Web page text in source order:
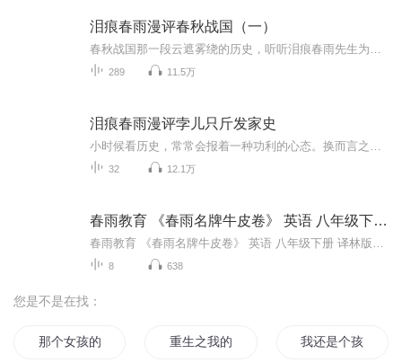
泪痕春雨漫评春秋战国（一）
289 11.5万
泪痕春雨漫评孛儿只斤发家史
32 12.1万
春雨教育 《春雨名牌牛皮卷》 英语 八年级下册 译林版YL（36-002）
8 638
您是不是在找：
那个女孩的梦想与爱情 重生之我的女孩 我还是个孩子